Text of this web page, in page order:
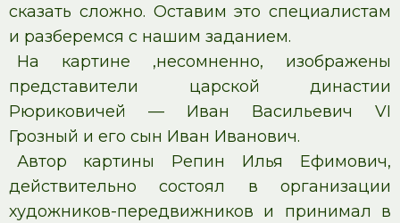
сказать сложно. Оставим это специалистам
и разберемся с нашим заданием.
На картине ,несомненно, изображены
представители царской династии
Рюриковичей — Иван Васильевич VI
Грозный и его сын Иван Иванович.
Автор картины Репин Илья Ефимович,
действительно состоял в организации
художников-передвижников и принимал в